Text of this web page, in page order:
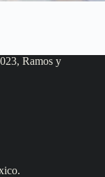
Ramos y